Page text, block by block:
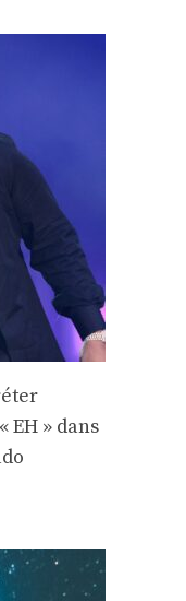
» dans